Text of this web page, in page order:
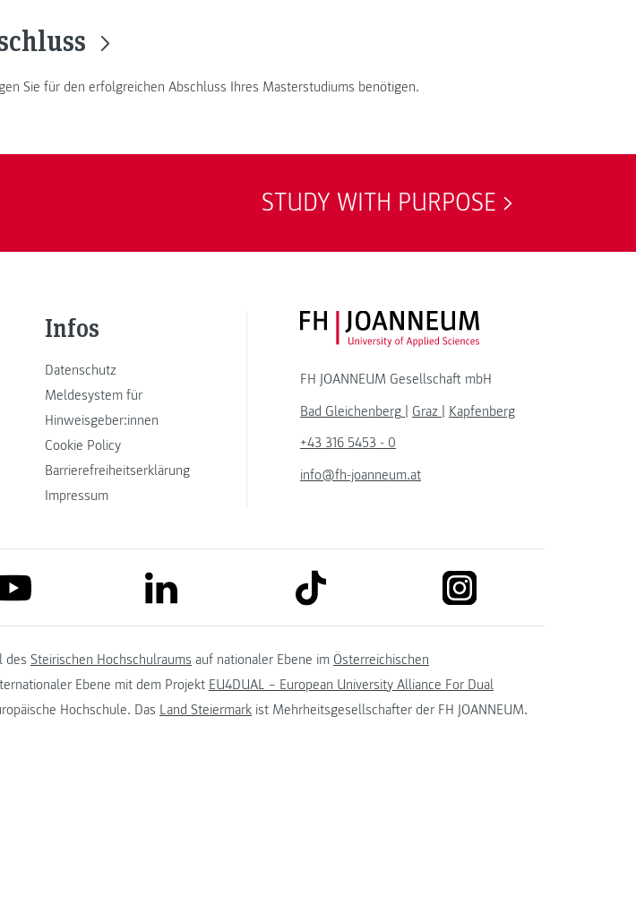
Sie für den erfolgreichen Abschluss Ihres Masterstudiums benötigen.
STUDY WITH PURPOSE
Infos
Datenschutz
Meldesystem für
Hinweisgeber:innen
Cookie Policy
Barrierefreiheitserklärung
Impressum
FH JOANNEUM Logo
FH JOANNEUM Gesellschaft mbH
Bad Gleichenberg | Graz | Kapfenberg
+43 316 5453 - 0
info@fh-joanneum.at
link to youtube link to linkedin link to tiktok link to instagram
des Steirischen Hochschulraums auf nationaler Ebene im Österreichischen
Ebene mit dem Projekt EU4DUAL – European University Alliance For Dual
Hochschule. Das Land Steiermark ist Mehrheitsgesellschafter der FH JOANNEUM.